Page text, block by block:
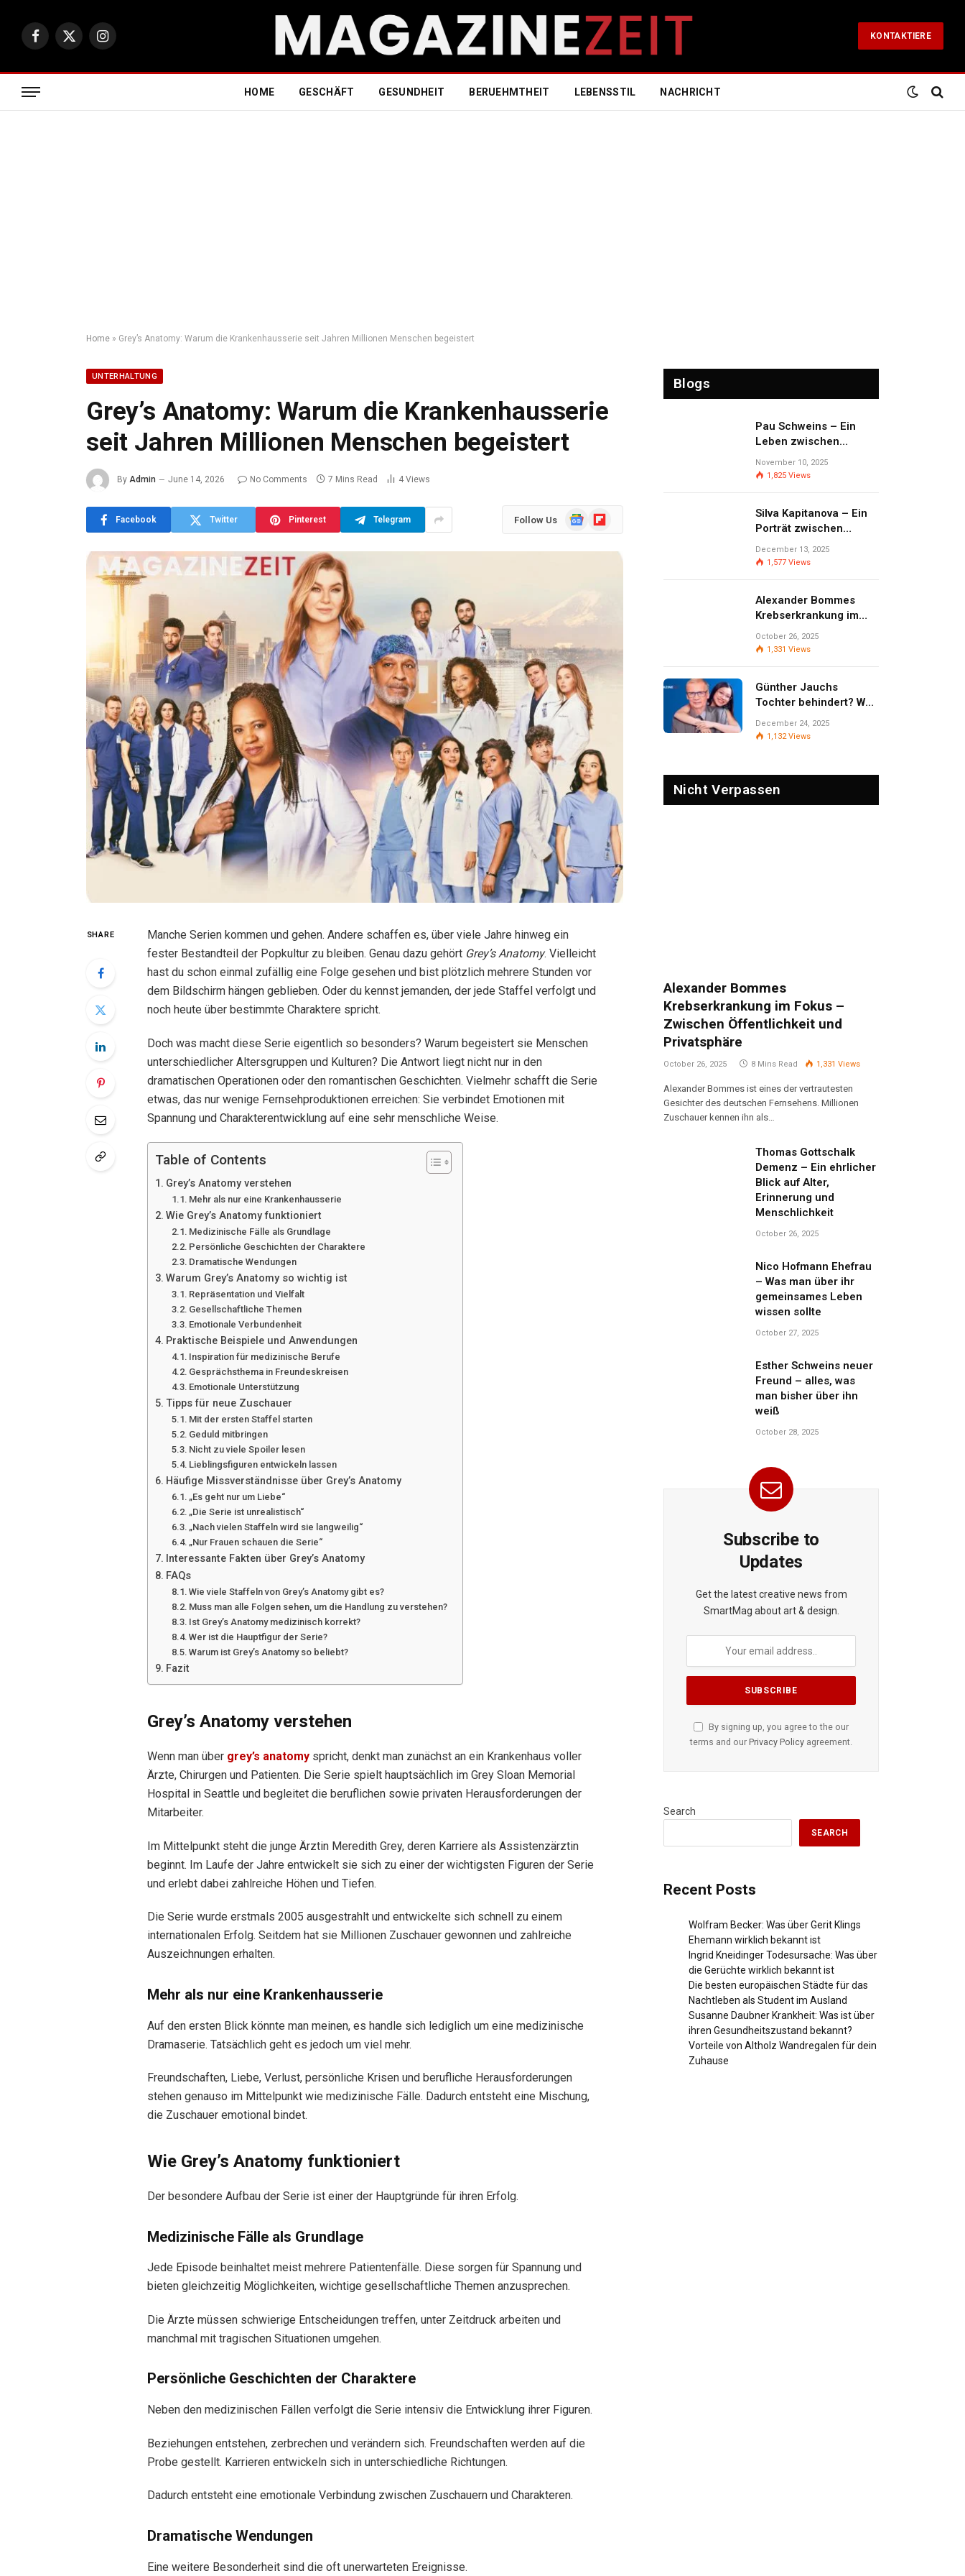
Facebook
X
Instagram
KONTAKTIERE
HOME GESCHÄFT GESUNDHEIT BERUEHMTHEIT LEBENSSTIL NACHRICHT
Home » Grey’s Anatomy: Warum die Krankenhausserie seit Jahren Millionen Menschen begeistert
UNTERHALTUNG
Grey’s Anatomy: Warum die Krankenhausserie
seit Jahren Millionen Menschen begeistert
By Admin June 14, 2026 No Comments 7 Mins Read 4 Views
Facebook Twitter Pinterest Telegram Follow Us
GoogleFlipboard
SHARE
Manche Serien kommen und gehen. Andere schaffen es, über viele Jahre hinweg ein
fester Bestandteil der Popkultur zu bleiben. Genau dazu gehört Grey’s Anatomy. Vielleicht
hast du schon einmal zufällig eine Folge gesehen und bist plötzlich mehrere Stunden vor
dem Bildschirm hängen geblieben. Oder du kennst jemanden, der jede Staffel verfolgt und
noch heute über bestimmte Charaktere spricht.
Doch was macht diese Serie eigentlich so besonders? Warum begeistert sie Menschen
unterschiedlicher Altersgruppen und Kulturen? Die Antwort liegt nicht nur in den
dramatischen Operationen oder den romantischen Geschichten. Vielmehr schafft die Serie
etwas, das nur wenige Fernsehproduktionen erreichen: Sie verbindet Emotionen mit
Spannung und Charakterentwicklung auf eine sehr menschliche Weise.
Table of Contents
Grey’s Anatomy verstehen
Mehr als nur eine Krankenhausserie
Wie Grey’s Anatomy funktioniert
Medizinische Fälle als Grundlage
Persönliche Geschichten der Charaktere
Dramatische Wendungen
Warum Grey’s Anatomy so wichtig ist
Repräsentation und Vielfalt
Gesellschaftliche Themen
Emotionale Verbundenheit
Praktische Beispiele und Anwendungen
Inspiration für medizinische Berufe
Gesprächsthema in Freundeskreisen
Emotionale Unterstützung
Tipps für neue Zuschauer
Mit der ersten Staffel starten
Geduld mitbringen
Nicht zu viele Spoiler lesen
Lieblingsfiguren entwickeln lassen
Häufige Missverständnisse über Grey’s Anatomy
„Es geht nur um Liebe“
„Die Serie ist unrealistisch“
„Nach vielen Staffeln wird sie langweilig“
„Nur Frauen schauen die Serie“
Interessante Fakten über Grey’s Anatomy
FAQs
Wie viele Staffeln von Grey’s Anatomy gibt es?
Muss man alle Folgen sehen, um die Handlung zu verstehen?
Ist Grey’s Anatomy medizinisch korrekt?
Wer ist die Hauptfigur der Serie?
Warum ist Grey’s Anatomy so beliebt?
Fazit
Grey’s Anatomy verstehen
Wenn man über grey’s anatomyspricht, denkt man zunächst an ein Krankenhaus voller
Ärzte, Chirurgen und Patienten. Die Serie spielt hauptsächlich im Grey Sloan Memorial
Hospital in Seattle und begleitet die beruflichen sowie privaten Herausforderungen der
Mitarbeiter.
Im Mittelpunkt steht die junge Ärztin Meredith Grey, deren Karriere als Assistenzärztin
beginnt. Im Laufe der Jahre entwickelt sie sich zu einer der wichtigsten Figuren der Serie
und erlebt dabei zahlreiche Höhen und Tiefen.
Die Serie wurde erstmals 2005 ausgestrahlt und entwickelte sich schnell zu einem
internationalen Erfolg. Seitdem hat sie Millionen Zuschauer gewonnen und zahlreiche
Auszeichnungen erhalten.
Mehr als nur eine Krankenhausserie
Auf den ersten Blick könnte man meinen, es handle sich lediglich um eine medizinische
Dramaserie. Tatsächlich geht es jedoch um viel mehr.
Freundschaften, Liebe, Verlust, persönliche Krisen und berufliche Herausforderungen
stehen genauso im Mittelpunkt wie medizinische Fälle. Dadurch entsteht eine Mischung,
die Zuschauer emotional bindet.
Wie Grey’s Anatomy funktioniert
Der besondere Aufbau der Serie ist einer der Hauptgründe für ihren Erfolg.
Medizinische Fälle als Grundlage
Jede Episode beinhaltet meist mehrere Patientenfälle. Diese sorgen für Spannung und
bieten gleichzeitig Möglichkeiten, wichtige gesellschaftliche Themen anzusprechen.
Die Ärzte müssen schwierige Entscheidungen treffen, unter Zeitdruck arbeiten und
manchmal mit tragischen Situationen umgehen.
Persönliche Geschichten der Charaktere
Neben den medizinischen Fällen verfolgt die Serie intensiv die Entwicklung ihrer Figuren.
Beziehungen entstehen, zerbrechen und verändern sich. Freundschaften werden auf die
Probe gestellt. Karrieren entwickeln sich in unterschiedliche Richtungen.
Dadurch entsteht eine emotionale Verbindung zwischen Zuschauern und Charakteren.
Dramatische Wendungen
Eine weitere Besonderheit sind die oft unerwarteten Ereignisse.
Blogs
Pau Schweins – Ein
Leben zwischen
Prominenz,
Privatsphäre und
November 10, 2025
1,825 Views
Silva Kapitanova – Ein
Porträt zwischen
Öffentlichkeit,
Persönlichkeit und
December 13, 2025
1,577 Views
Alexander Bommes
Krebserkrankung im
Fokus – Zwischen
Öffentlichkeit und
October 26, 2025
1,331 Views
Günther Jauchs
Tochter behindert? Was
wirklich bekannt ist –
und warum
December 24, 2025
1,132Views
Nicht Verpassen
Alexander Bommes
Krebserkrankung im Fokus –
Zwischen Öffentlichkeit und
Privatsphäre
October 26, 2025 8 Mins Read 1,331 Views
Alexander Bommes ist eines der vertrautesten
Gesichter des deutschen Fernsehens. Millionen
Zuschauer kennen ihn als…
Thomas Gottschalk
Demenz – Ein ehrlicher
Blick auf Alter,
Erinnerung und
Menschlichkeit
October 26, 2025
Nico Hofmann Ehefrau
– Was man über ihr
gemeinsames Leben
wissen sollte
October 27, 2025
Esther Schweins neuer
Freund – alles, was
man bisher über ihn
weiß
October 28, 2025
Subscribe to
Updates
Get the latest creative news from
SmartMag about art & design.
By signing up, you agree to the our
terms and our Privacy Policy agreement.
Search
SEARCH
Recent Posts
Wolfram Becker: Was über Gerit Klings
Ehemann wirklich bekannt ist
Ingrid Kneidinger Todesursache: Was über
die Gerüchte wirklich bekannt ist
Die besten europäischen Städte für das
Nachtleben als Student im Ausland
Susanne Daubner Krankheit: Was ist über
ihren Gesundheitszustand bekannt?
Vorteile von Altholz Wandregalen für dein
Zuhause